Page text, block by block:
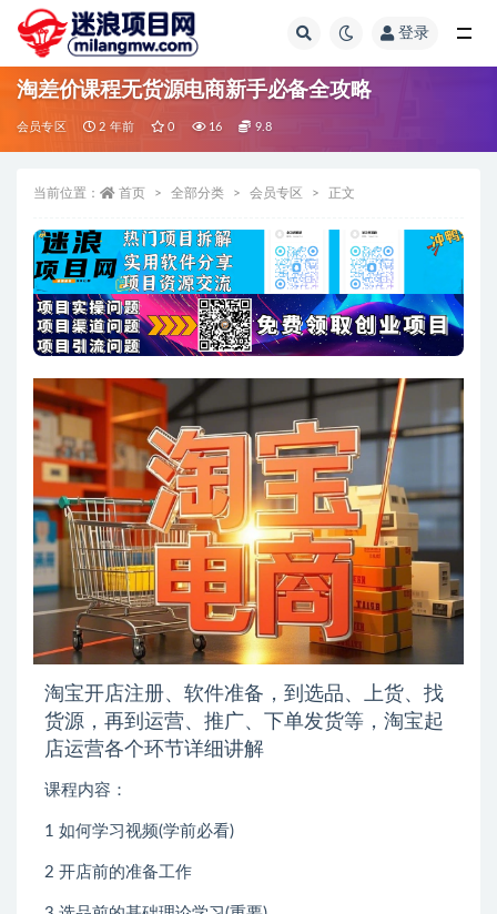
登录
淘差价课程无货源电商新手必备全攻略
会员专区 2 年前 0 16 9.8
当前位置： 首页 全部分类 会员专区 正文
淘宝开店注册、软件准备，到选品、上货、找
货源，再到运营、推广、下单发货等，淘宝起
店运营各个环节详细讲解
课程内容：
1 如何学习视频(学前必看)
2 开店前的准备工作
全部